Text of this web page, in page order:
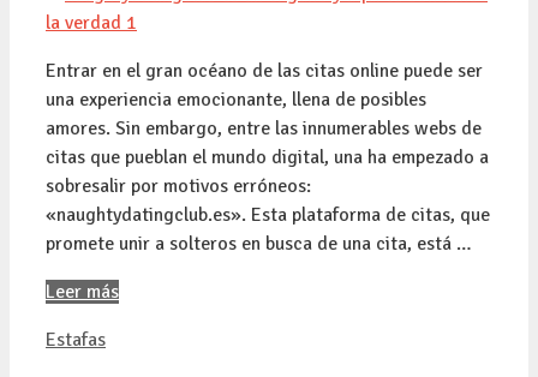
Entrar en el gran océano de las citas online puede ser
una experiencia emocionante, llena de posibles
amores. Sin embargo, entre las innumerables webs de
citas que pueblan el mundo digital, una ha empezado a
sobresalir por motivos erróneos:
«naughtydatingclub.es». Esta plataforma de citas, que
promete unir a solteros en busca de una cita, está …
Leer más
Categorías
Estafas